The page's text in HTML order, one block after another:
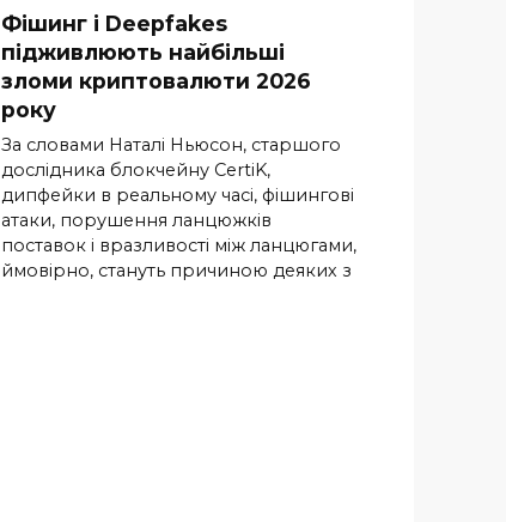
Фішинг і Deepfakes
підживлюють найбільші
зломи криптовалюти 2026
року
За словами Наталі Ньюсон, старшого
дослідника блокчейну CertiK,
дипфейки в реальному часі, фішингові
атаки, порушення ланцюжків
поставок і вразливості між ланцюгами,
ймовірно, стануть причиною деяких з